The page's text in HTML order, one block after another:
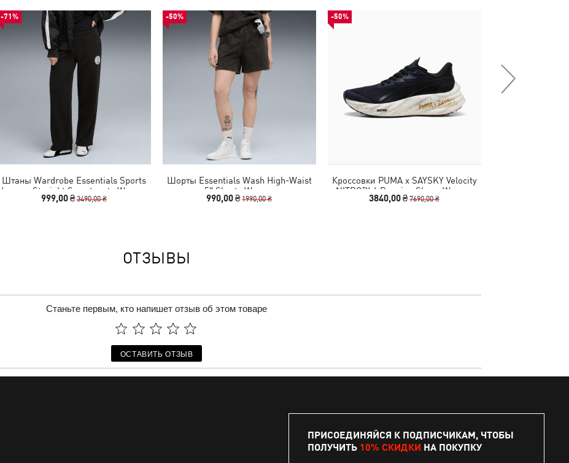
-71%
Штаны Wardrobe Essentials Sports
Legacy Straight Sweatpants Women
999,00 ₴3490,00 ₴
-50%
Шорты Essentials Wash High-Waist
5" Shorts Women
990,00 ₴1990,00 ₴
-50%
Кроссовки PUMA x SAYSKY Velocity
NITRO™ 4 Running Shoes Women
3840,00 ₴7690,00 ₴
ОТЗЫВЫ
Станьте первым, кто напишет отзыв об этом товаре
ОСТАВИТЬ ОТЗЫВ
ПРИСОЕДИНЯЙСЯ К ПОДПИСЧИКАМ, ЧТОБЫ
ПОЛУЧИТЬ 10% СКИДКИ НА ПОКУПКУ